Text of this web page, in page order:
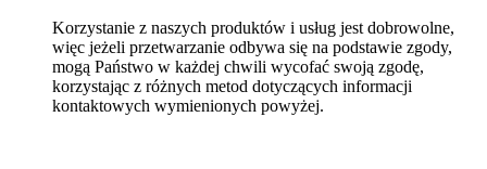
Korzystanie z naszych produktów i usług jest dobrowolne,
więc jeżeli przetwarzanie odbywa się na podstawie zgody,
mogą Państwo w każdej chwili wycofać swoją zgodę,
korzystając z różnych metod dotyczących informacji
kontaktowych wymienionych powyżej.